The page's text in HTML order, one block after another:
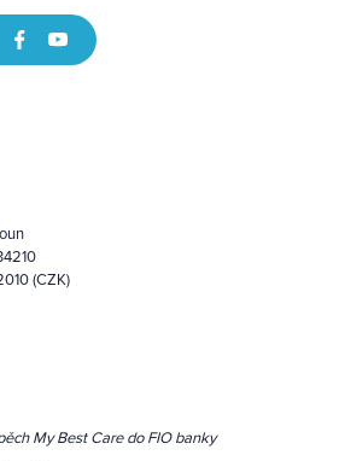
(CZK)
My Best Care do FIO banky